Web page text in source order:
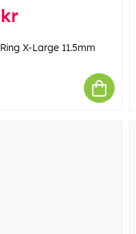
X-Large 11.5mm